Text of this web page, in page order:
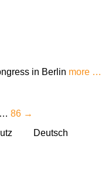
in Berlin more …
… 86 →
Deutsch